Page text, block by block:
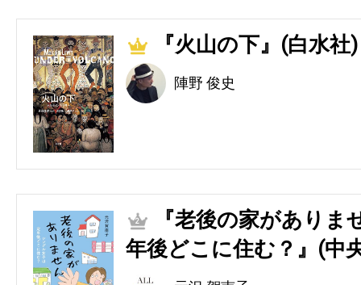
1 『火山の下』(白水社)
陣野 俊史
2
『老後の家があり
年後どこに住む？』(中